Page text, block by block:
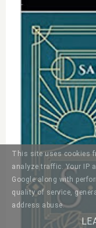
This site uses cookies
analyze traffic. Your IP
Google along with
quality of service,
address abuse.